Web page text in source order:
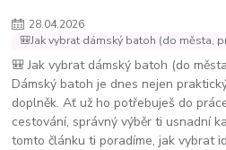
28.04.2026
🎒Jak vybrat dámský batoh (do města,
🎒 Jak vybrat dámský batoh (do
Dámský batoh je dnes nejen
doplněk. Ať už ho potřebuješ do
cestování, správný výběr ti usnadní
tomto článku ti poradíme, jak vybrat